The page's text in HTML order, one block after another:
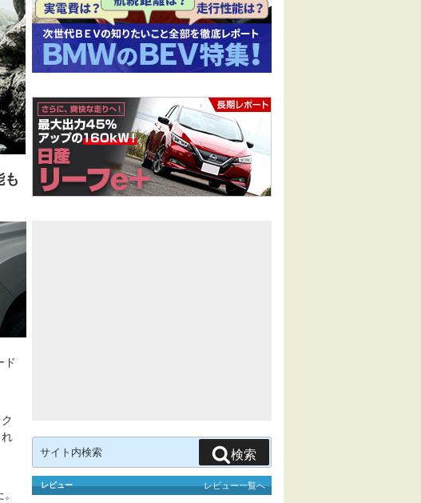
も
ド
索:
検索
レビュー レビュー一覧へ